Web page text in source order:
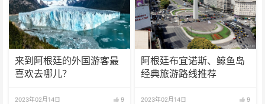
来到阿根廷的外国游客最
喜欢去哪儿？
2023年02月14日 9
阿根廷布宜诺斯、鲸鱼岛
经典旅游路线推荐
2023年02月14日 9